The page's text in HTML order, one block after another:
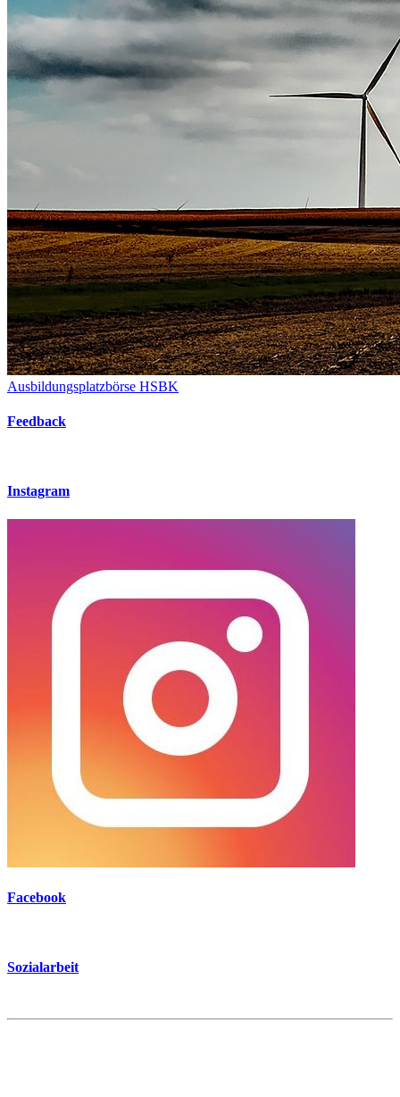
Ausbildungsplatzbörse HSBK
Feedback
Instagram
Facebook
Sozialarbeit